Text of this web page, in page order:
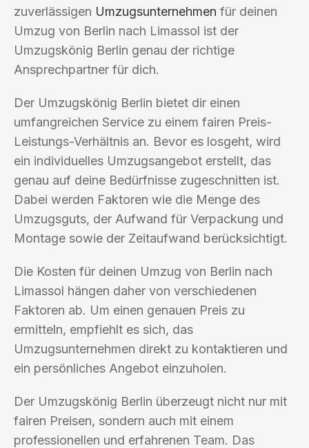
zuverlässigen Umzugsunternehmen für deinen
Umzug von Berlin nach Limassol ist der
Umzugskönig Berlin genau der richtige
Ansprechpartner für dich.
Der Umzugskönig Berlin bietet dir einen
umfangreichen Service zu einem fairen Preis-
Leistungs-Verhältnis an. Bevor es losgeht, wird
ein individuelles Umzugsangebot erstellt, das
genau auf deine Bedürfnisse zugeschnitten ist.
Dabei werden Faktoren wie die Menge des
Umzugsguts, der Aufwand für Verpackung und
Montage sowie der Zeitaufwand berücksichtigt.
Die Kosten für deinen Umzug von Berlin nach
Limassol hängen daher von verschiedenen
Faktoren ab. Um einen genauen Preis zu
ermitteln, empfiehlt es sich, das
Umzugsunternehmen direkt zu kontaktieren und
ein persönliches Angebot einzuholen.
Der Umzugskönig Berlin überzeugt nicht nur mit
fairen Preisen, sondern auch mit einem
professionellen und erfahrenen Team. Das